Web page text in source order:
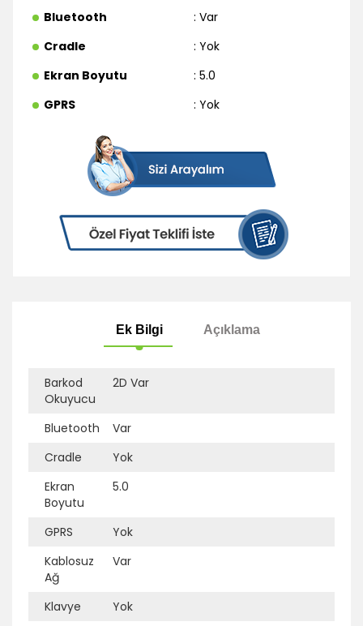
Bluetooth
: Var
Cradle
: Yok
Ekran Boyutu
: 5.0
GPRS
: Yok
Ek Bilgi
Barkod
Okuyucu
2D Var
Bluetooth
Var
Cradle
Yok
Ekran
Boyutu
5.0
GPRS
Yok
Kablosuz
Ağ
Var
Klavye
Yok